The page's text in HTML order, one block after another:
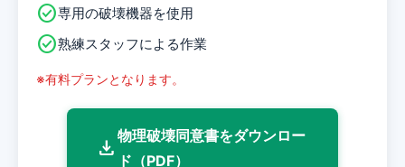
check_circle専用の破壊機器を使用
check_circle熟練スタッフによる作業
※有料プランとなります。
download 物理破壊同意書をダウンロー
ド（PDF）